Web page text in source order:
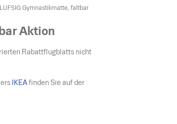
Gymnastikmatte, faltbar
Aktion
Rabattflugblatts nicht
IKEAfinden Sie auf der